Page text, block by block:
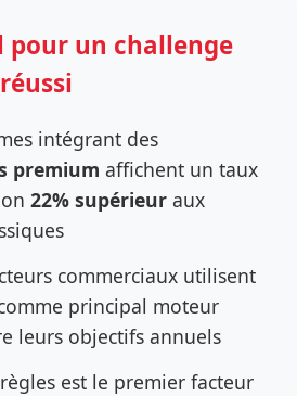
pour un challenge
intégrant des
premium affichent un taux
22% supérieur aux
commerciaux utilisent
principal moteur
leurs objectifs annuels
est le premier facteur